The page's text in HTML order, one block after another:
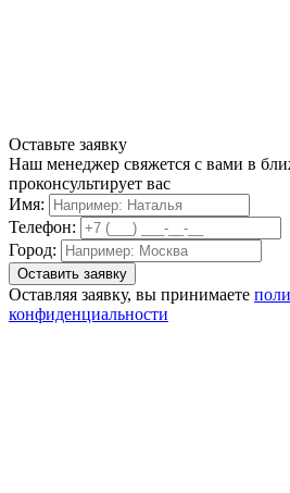
Оставьте заявку
Наш менеджер свяжется с вами в
проконсультирует вас
Имя:
Телефон:
Город:
Оставляя заявку, вы принимаете
конфиденциальности